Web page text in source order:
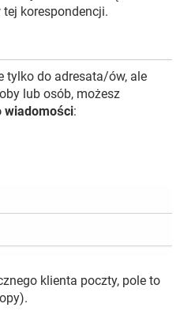
korespondencji.
tylko do adresata/ów, ale
lub osób, możesz
wiadomości:
klienta poczty, pole to